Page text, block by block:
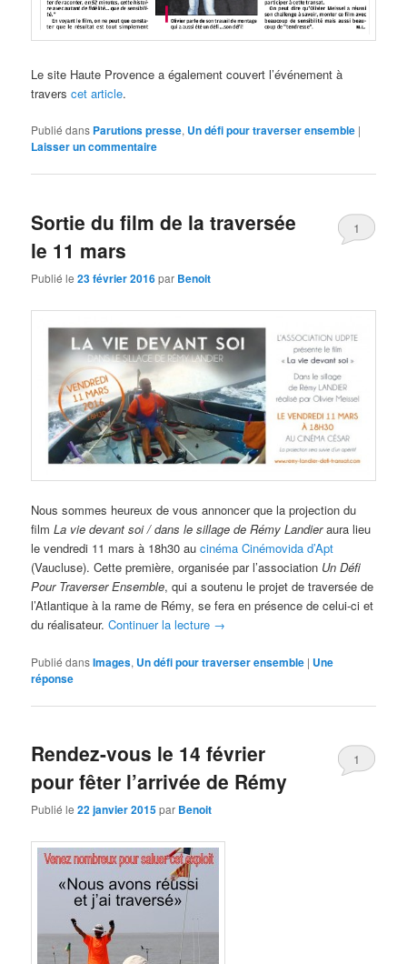
Le site Haute Provence a également couvert l’événement à
traverscet article.
Publié dans Parutions presse, Un défi pour traverser ensemble |
Laisser un commentaire
Sortie du film de la traversée
le 11 mars
Publié le23 février 2016par Benoit
1
Nous sommes heureux de vous annoncer que la projection du
filmLa vie devant soi / dans le sillage de Rémy Landieraura lieu
le vendredi 11 mars à 18h30 aucinéma Cinémovida d’Apt
(Vaucluse). Cette première, organisée par l’association Un Défi
Pour Traverser Ensemble, qui a soutenu le projet de traversée de
l’Atlantique à la rame de Rémy, se fera en présence de celui-ci et
du réalisateur.Continuer la lecture →
Publié dansImages, Un défi pour traverser ensemble | Une
réponse
Rendez-vous le 14 février
pour fêter l’arrivée de Rémy
Publié le22 janvier 2015par Benoit
1